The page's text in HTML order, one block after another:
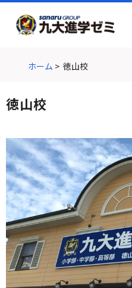
ゲ
シ
ョ
ン
へ
ー
ョ
ン
へ
ホーム > 徳山校
徳山校